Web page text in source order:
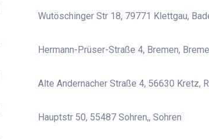
Wutöschinger Str 18, 79771 Klettgau,
Hermann-Prüser-Straße 4, Bremen,
Alte Andernacher Straße 4, 56630 Kretz,
Hauptstr 50, 55487 Sohren,, Sohren